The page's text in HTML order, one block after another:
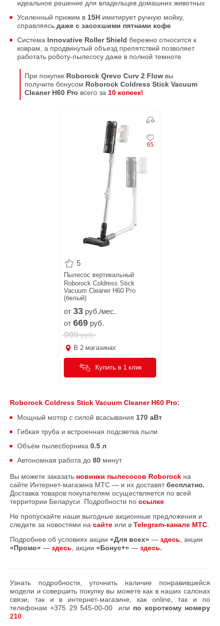
идеальное решение для владельцев домашних животных
Усиленный прижим в 15Н имитирует ручную мойку,
справляясь даже с засохшими пятнами кофе
Система Innovative Roller Shield бережно относится к
коврам, а продвинутый объезд препятствий позволяет
работать роботу-пылесосу даже в полной темноте
При покупке Roborock Qrevo Curv 2 Flow вы
получите бонусом Roborock Coldress Stick Vacuum
Cleaner H60 Pro всего за 10 копеек!
65
5
Пылесос вертикальный
Roborock Coldress Stick
Vacuum Cleaner H60 Pro
(белый)
от 33 руб./мес.
от 669 руб.
999руб.
В 2 магазинах
Купить в 1 клик
Roborock Coldress Stick Vacuum Cleaner H60 Pro:
Мощный мотор с силой всасывания 170 аВт
Гибкая труба и встроенная подсветка пыли
Объём пылесборника 0.5 л
Автономная работа до 80 минут
Вы можете заказать новинки пылесосов Roborock на
сайте Интернет-магазина МТС — и их доставятбесплатно.
Доставка товаров покупателям осуществляется по всей
территории Беларуси. Подробности по ссылке
Не пропускайте наши выгодные акционные предложения и
следите за новостями на сайте или в Telegram-канале МТС
Подробнее об условиях акции «Для всех» — здесь , акции
«Промо» — здесь , акции «Бонус+» — здесь.
Узнать подробности, уточнить наличие понравившейся
модели и совершить покупку вы можете как в наших салонах
связи, так и в интернет-магазине, как online, так и по
телефонам+375 29 545-00-00 или по короткому номеру
210